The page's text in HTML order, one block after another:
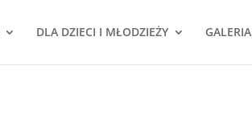
DLA DZIECI I MŁODZIEŻY GALERIA